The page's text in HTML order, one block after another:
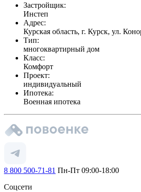
Застройщик:
Инстеп
Адрес:
Курская область, г. Курск, ул.
Тип:
многоквартирный дом
Класс:
Комфорт
Проект:
индивидуальный
Ипотека:
Военная ипотека
8 800 500-71-81 Пн-Пт 09:00-18:00
Соцсети